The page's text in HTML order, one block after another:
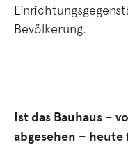
Bevölkerung.
Ist das Bauhaus –
abgesehen –